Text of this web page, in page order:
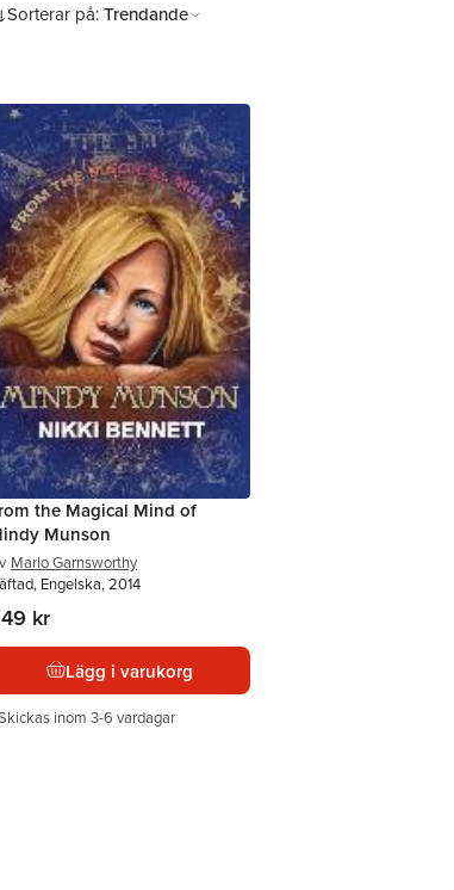
Sorterar på:Trendande
the Magical Mind of
Munson
Marlo Garnsworthy
Engelska, 2014
kr
Lägg i varukorg
inom 3-6 vardagar